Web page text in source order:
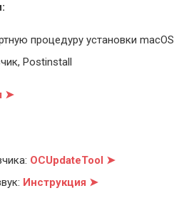
процедуру установки macOS
Postinstall
➤
OCUpdateTool ➤
Инструкция ➤